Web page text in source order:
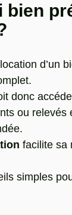
bien
d’un
donc
ou
facilite sa
simples